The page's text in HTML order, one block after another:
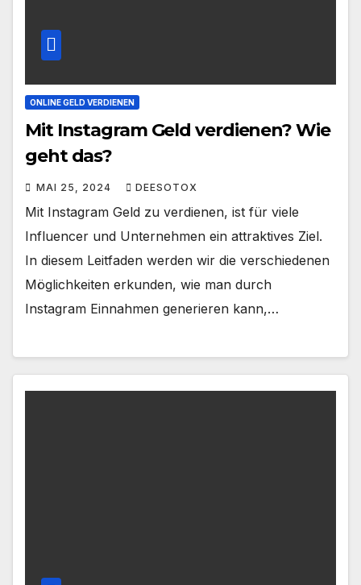
ONLINE GELD VERDIENEN
Mit Instagram Geld verdienen? Wie
geht das?
MAI 25, 2024 DEESOTOX
Mit Instagram Geld zu verdienen, ist für viele
Influencer und Unternehmen ein attraktives Ziel.
In diesem Leitfaden werden wir die verschiedenen
Möglichkeiten erkunden, wie man durch
Instagram Einnahmen generieren kann,…